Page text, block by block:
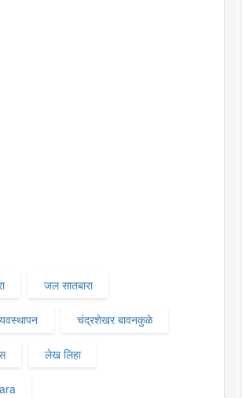
जल सातबारा
चंद्रशेखर बावनकुळे
लेख लिहा